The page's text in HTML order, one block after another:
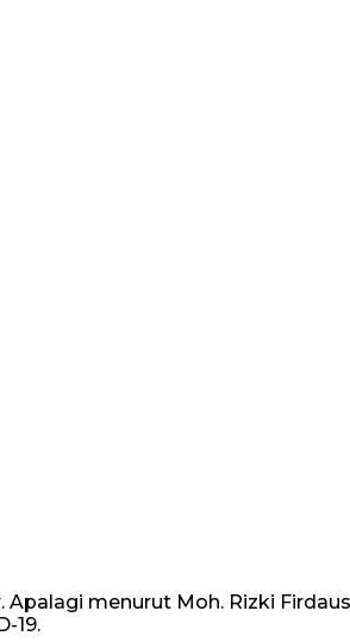
menurut Moh. Rizki
19.